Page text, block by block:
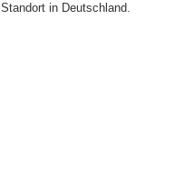
Standort in Deutschland.